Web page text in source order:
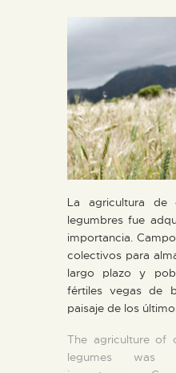
DIDÁCTICA
ESPAÑOL
PREPARAR
█
EL MUSEO
DIDÁCTICA
La agricultura de
legumbres fue
importancia.
colectivos para
largo plazo y
fértiles vegas de
paisaje de los
The agriculture of
legumes was